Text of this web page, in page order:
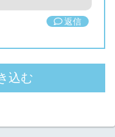
返信
込む